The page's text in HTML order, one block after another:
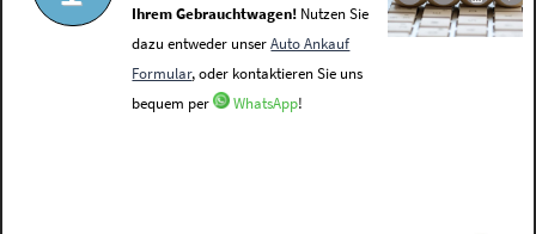
Ihrem Gebrauchtwagen! Nutzen Sie
dazu entweder unserAuto Ankauf
Formular, oder kontaktieren Sie uns
bequem per
WhatsApp!